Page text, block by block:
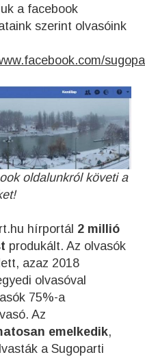
a facebook
szerint olvasóink
oldalunkról követi a
hírportál 2 millió
produkált. Az olvasók
azaz 2018
olvasóval
75%-a
Az
emelkedik,
a Sugoparti